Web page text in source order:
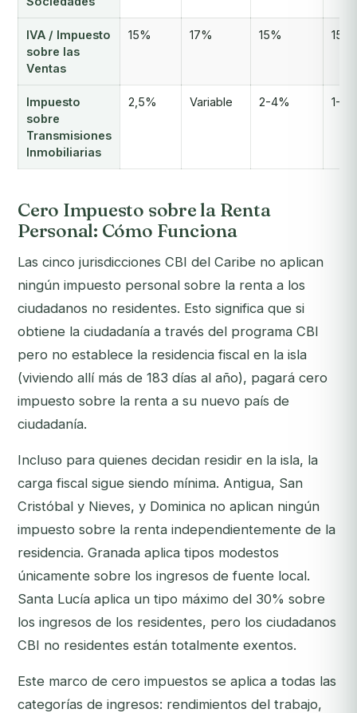
IVA / Impuesto
sobre las
Ventas
15% 17% 15% 15%
Impuesto
sobre
Transmisiones
Inmobiliarias
2,5% Variable 2-4% 1-
Cero Impuesto sobre la Renta
Personal: Cómo Funciona
Las cinco jurisdicciones CBI del Caribe no aplican
ningún impuesto personal sobre la renta a los
ciudadanos no residentes. Esto significa que si
obtiene la ciudadanía a través del programa CBI
pero no establece la residencia fiscal en la isla
(viviendo allí más de 183 días al año), pagará cero
impuesto sobre la renta a su nuevo país de
ciudadanía.
Incluso para quienes decidan residir en la isla, la
carga fiscal sigue siendo mínima. Antigua, San
Cristóbal y Nieves, y Dominica no aplican ningún
impuesto sobre la renta independientemente de la
residencia. Granada aplica tipos modestos
únicamente sobre los ingresos de fuente local.
Santa Lucía aplica un tipo máximo del 30% sobre
los ingresos de los residentes, pero los ciudadanos
CBI no residentes están totalmente exentos.
Este marco de cero impuestos se aplica a todas las
categorías de ingresos: rendimientos del trabajo,